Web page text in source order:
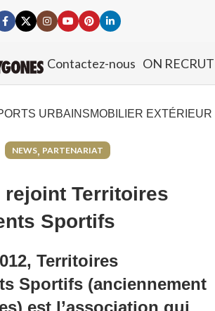
Contactez-nous ON
URBAINSMOBILIER EXTÉRIEUR
NEWS, PARTENARIAT
rejoint Territoires
Sportifs
Territoires
Sportifs (anciennement
est l’association qui